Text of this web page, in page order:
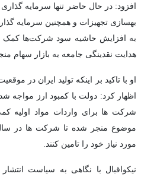
افزود: در حال حاضر تنها سرمایه
بهسازی تجهیزات و همچنین سرمایه
به افزایش حاشیه سود شرکت‌ها کمک
هدایت نقدینگی جامعه به بازار سهام
او با تاکید بر اینکه تولید ایران در
اظهار کرد: دولت با کمبود ارز مواجه
شرکت ها برای واردات مواد
موضوع منجر شده تا شرکت ها در سال
مورد نیاز خود را تامین کنند.